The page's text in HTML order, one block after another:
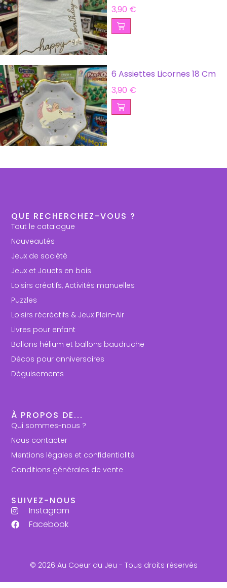
3,90 €
6 Assiettes Licornes 18 Cm
3,90 €
QUE RECHERCHEZ-VOUS ?
Tout le catalogue
Nouveautés
Jeux de société
Jeux et Jouets en bois
Loisirs créatifs, Activités manuelles
Puzzles
Loisirs récréatifs & Jeux Plein-Air
Livres pour enfant
Ballons hélium et ballons baudruche
Décos pour anniversaires
Déguisements
À PROPOS DE...
Qui sommes-nous ?
Nous contacter
Mentions légales et confidentialité
Conditions générales de vente
SUIVEZ-NOUS
Instagram
Facebook
© 2026 Au Coeur du Jeu - Tous droits réservés